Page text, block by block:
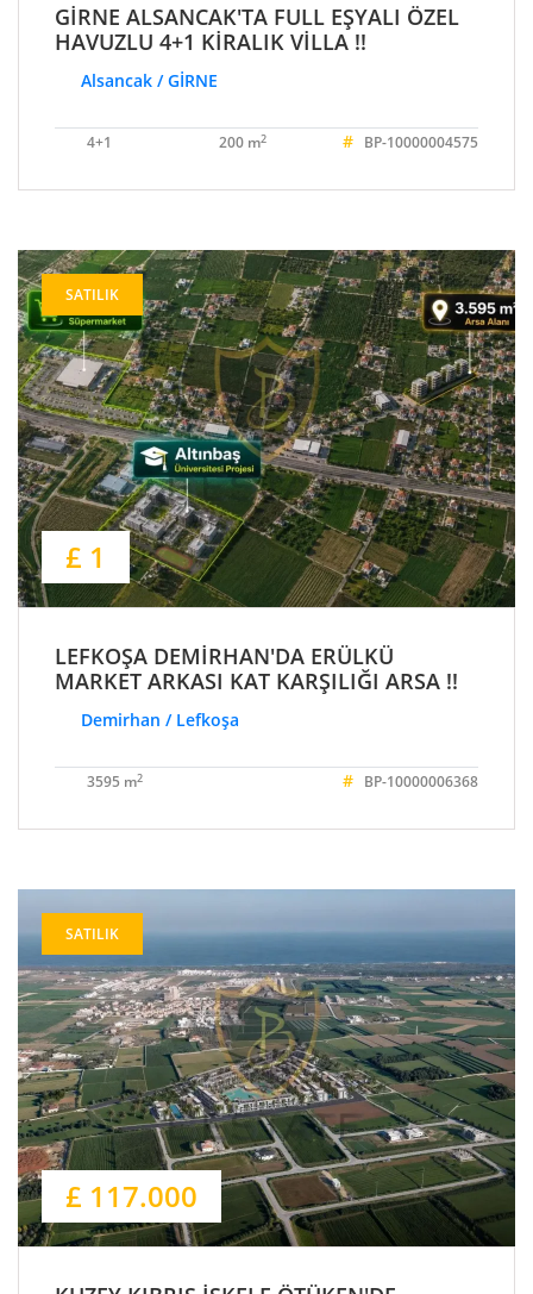
GİRNE ALSANCAK'TA FULL EŞYALI ÖZEL
HAVUZLU 4+1 KİRALIK VİLLA !!
Alsancak / GİRNE
4+1 200 m2 # BP-10000004575
SATILIK
£ 1
LEFKOŞA DEMİRHAN'DA ERÜLKÜ
MARKET ARKASI KAT KARŞILIĞI ARSA !!
Demirhan / Lefkoşa
3595 m2 # BP-10000006368
SATILIK
£ 117.000